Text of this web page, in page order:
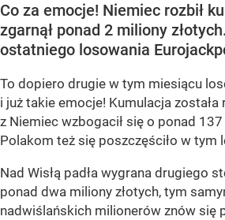
Co za emocje! Niemiec rozbił
zgarnął ponad 2 miliony
ostatniego losowania
To dopiero drugie w tym miesiącu
i już takie emocje! Kumulacja została
z Niemiec wzbogacił się o ponad 137
Polakom też się poszczęściło w tym
Nad Wisłą padła wygrana drugiego
ponad dwa miliony złotych, tym
nadwiślańskich milionerów znów się